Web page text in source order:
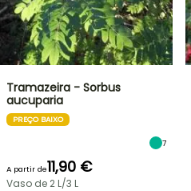
Tramazeira - Sorbus
aucuparia
PREÇO BAIXO
7
A partir de11,90 €
Vaso de 2 L/3 L